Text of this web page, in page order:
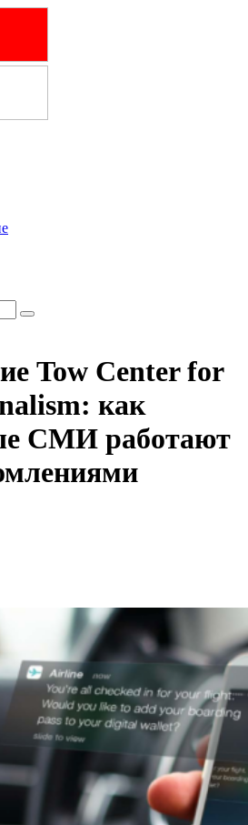
Tow Center for
как
СМИ работают